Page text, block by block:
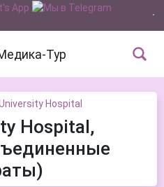
Hospital
Hospital,